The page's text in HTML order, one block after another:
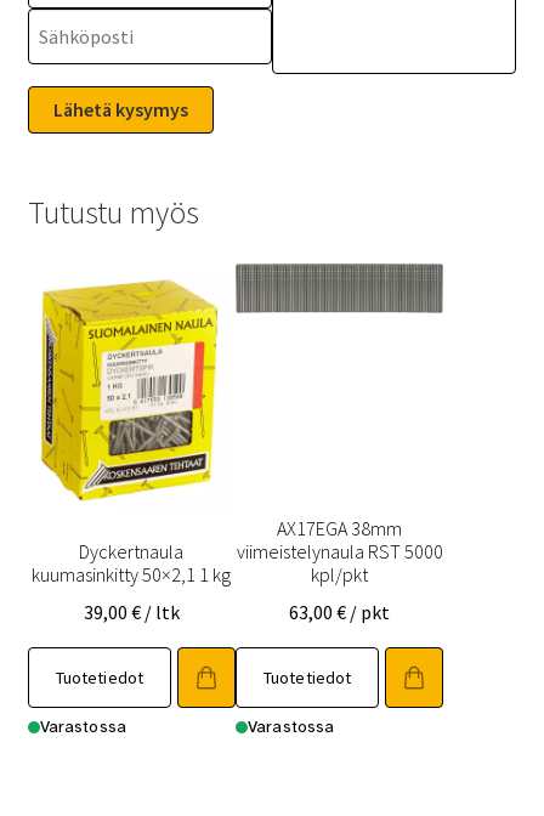
Tutustu myös
Dyckertnaula
kuumasinkitty 50×2,1 1 kg
39,00 € / ltk
Tuotetiedot
Varastossa
AX17EGA 38mm
viimeistelynaula RST 5000
kpl/pkt
63,00€ / pkt
Tuotetiedot
Varastossa